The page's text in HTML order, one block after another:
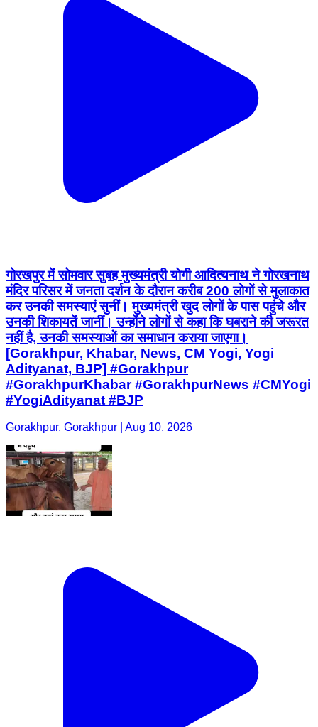
गोरखपुर में सोमवार सुबह मुख्यमंत्री योगी आदित्यनाथ ने गोरखनाथ
मंदिर परिसर में जनता दर्शन के दौरान करीब 200 लोगों से मुलाकात
कर उनकी समस्याएं सुनीं। मुख्यमंत्री खुद लोगों के पास पहुंचे और
उनकी शिकायतें जानीं। उन्होंने लोगों से कहा कि घबराने की जरूरत
नहीं है, उनकी समस्याओं का समाधान कराया जाएगा।
[Gorakhpur, Khabar, News, CM Yogi, Yogi
Adityanat, BJP] #Gorakhpur
#GorakhpurKhabar #GorakhpurNews #CMYogi
#YogiAdityanat #BJP
Gorakhpur, Gorakhpur | Aug 10, 2026